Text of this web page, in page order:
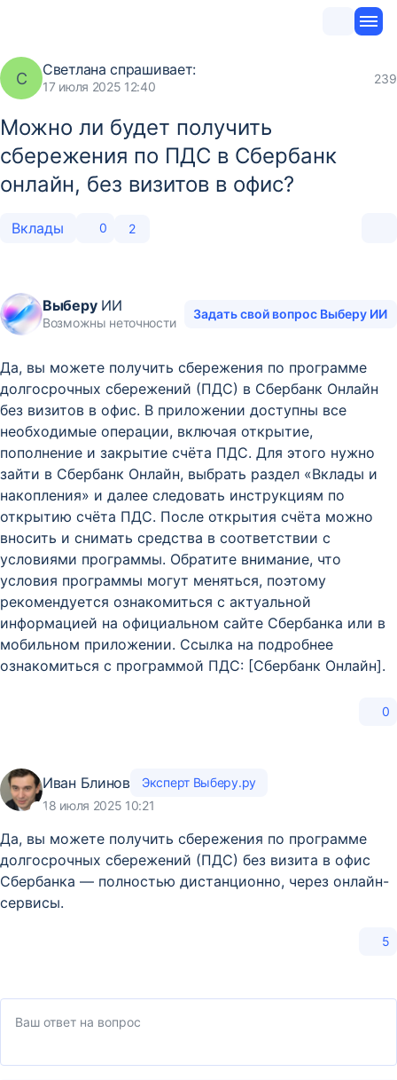
С Светлана спрашивает:
17 июля 2025 12:40
239
Можно ли будет получить
сбережения по ПДС в Сбербанк
онлайн, без визитов в офис?
Вклады 0 2
ВыберуИИ
Возможны неточности
Задать свой вопрос Выберу ИИ
Да, вы можете получить сбережения по программе
долгосрочных сбережений (ПДС) в Сбербанк Онлайн
без визитов в офис. В приложении доступны все
необходимые операции, включая открытие,
пополнение и закрытие счёта ПДС. Для этого нужно
зайти в Сбербанк Онлайн, выбрать раздел «Вклады и
накопления» и далее следовать инструкциям по
открытию счёта ПДС. После открытия счёта можно
вносить и снимать средства в соответствии с
условиями программы. Обратите внимание, что
условия программы могут меняться, поэтому
рекомендуется ознакомиться с актуальной
информацией на официальном сайте Сбербанка или в
мобильном приложении. Ссылка на подробнее
ознакомиться с программой ПДС: [Сбербанк Онлайн].
0
Иван Блинов
Эксперт Выберу.ру
18 июля 2025 10:21
Да, вы можете получить сбережения по программе
долгосрочных сбережений (ПДС) без визита в офис
Сбербанка — полностью дистанционно, через онлайн-
сервисы.
5